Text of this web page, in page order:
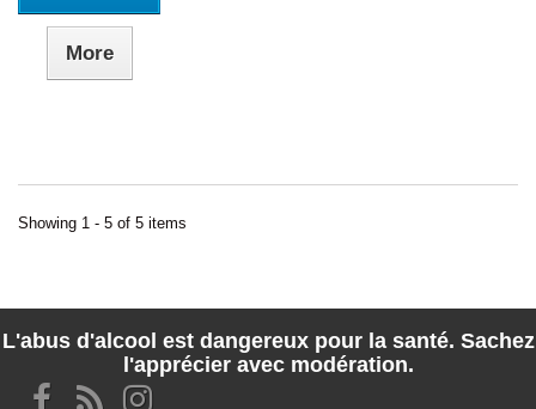
More
Showing 1 - 5 of 5 items
L'abus d'alcool est dangereux pour la santé. Sachez
l'apprécier avec modération.